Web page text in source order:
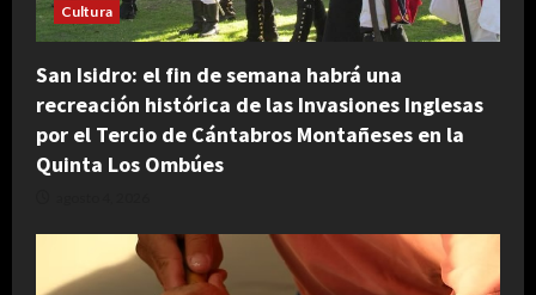
Cultura
San Isidro: el fin de semana habrá una
recreación histórica de las Invasiones Inglesas
por el Tercio de Cántabros Montañeses en la
Quinta Los Ombúes